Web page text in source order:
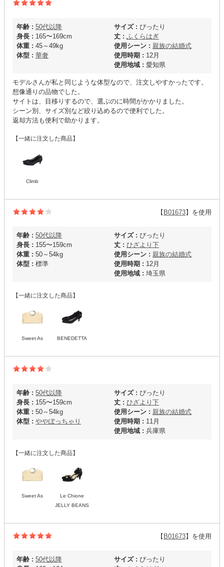
年齢 : 50代以降
身長 : 165〜169cm
体重 : 45～49kg
体型 : 華奢
サイズ : ぴったり
丈 : ふくらはぎ
使用シーン : 親族の結婚式
使用時期 : 12月
使用地域 : 愛知県
モデルさんが私と同じような体型なので、注文しやすかったです。
想像通りの品物でした。
サイトは、目移りするので、選ぶのに時間がかかりました。
シーン別、サイズ別など絞り込めるので便利でした。
返却方法も便利で助かります。
【一緒に注文した商品】
Climb
【 B01673】を使用
年齢 : 50代以降
身長 : 155〜159cm
体重 : 50～54kg
体型 : 標準
サイズ : ぴったり
丈 : ひざより下
使用シーン : 親族の結婚式
使用時期 : 12月
使用地域 : 埼玉県
【一緒に注文した商品】
Sweet As BENEDETTA
年齢 : 50代以降
身長 : 155〜159cm
体重 : 50～54kg
体型 : ややぽっちゃり
サイズ : ぴったり
丈 : ひざより下
使用シーン : 親族の結婚式
使用時期 : 11月
使用地域 : 兵庫県
【一緒に注文した商品】
Sweet As
Le Chione
JELLY BEANS
【 B01673】を使用
年齢 : 50代以降
サイズ : ぴったり